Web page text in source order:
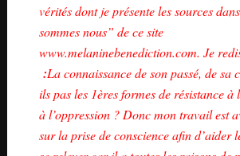
vérités dont je présente les sources
sommes nous” de ce site
www.melaninebenediction.com. Je
:La connaissance de son passé, de sa
ils pas les 1ères formes de résistance à
à l’oppression ? Donc mon travail est
sur la prise de conscience afin d’aider